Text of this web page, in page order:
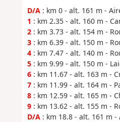
D/A: km 0 - alt. 161 m -
1 : km 2.35 - alt. 160 m -
2: km 3.73 - alt. 154 m -
3: km 6.39 - alt. 150 m -
4: km 7.47 - alt. 140 m -
5: km 9.99 - alt. 150 m -
6: km 11.67 - alt. 163 m -
7: km 11.99 - alt. 164 m -
8: km 12.59 - alt. 165 m -
9: km 13.62 - alt. 155 m -
D/A: km 18.8 - alt. 161 m -